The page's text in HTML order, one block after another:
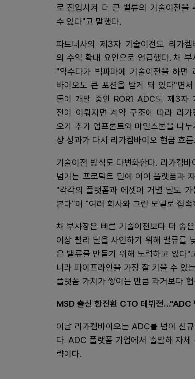
로 진입시켜 더 큰 밸류의 기술이전을
수 있다"고 말했다.
파트너사의 제3자 기술이전도 리가켐
의 수익 확대 요인으로 언급했다. 채 부
"익수다가 빅파마에 기술이전을 하면
바이오도 큰 포션을 받게 돼 있다"면
톤이 개발 중인 ROR1 ADC도 제3자
전이 이뤄지면 계약 구조에 따라 리가
오가 추가 업프론트와 마일스톤을 나
상 성과가 다시 리가켐바이오 현금 흐
기술이전 방식도 다변화한다. 리가켐
넘기는 프로덕트 딜에 이어 플랫폼과
"각각의 플랫폼과 에셋이 개별 딜도
본다"며 "여러 회사와 그런 모델로 접
채 부사장은 빠른 기술이전보다 더 좋
이상 빨리 딜을 사인하기 위해 밸류를
은 밸류를 만들기 위해 노력하고 있다
니라 파이프라인을 가장 잘 키울 수 있
플랫폼 가치가 쌓이는 만큼 과거보다
MSD 출신 한진환 CTO 데뷔전…"ADC
이날 리가켐바이오는 ADC를 넘어 신
다. ADC 플랫폼 기업에서 출발해 자체
략이다.